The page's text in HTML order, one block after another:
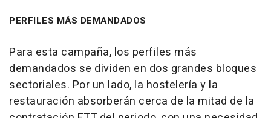
PERFILES MÁS DEMANDADOS
Para esta campaña, los perfiles más
demandados se dividen en dos grandes bloques
sectoriales. Por un lado, la hostelería y la
restauración absorberán cerca de la mitad de la